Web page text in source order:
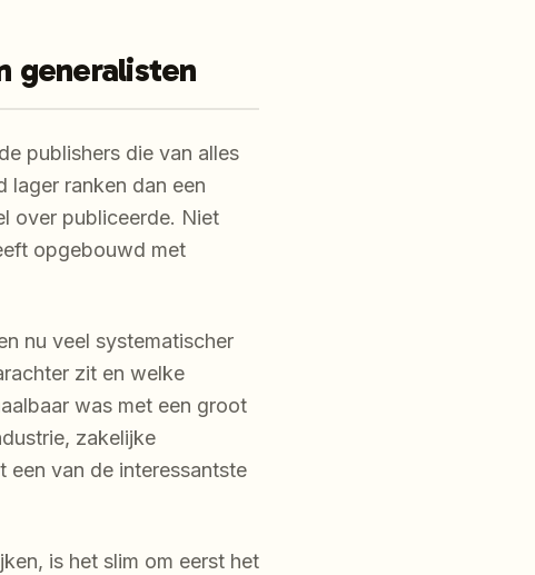
generalisten
publishers die van alles
lager ranken dan een
over publiceerde. Niet
opgebouwd met
nu veel systematischer
zit en welke
was met een groot
zakelijke
een van de interessantste
is het slim om eerst het